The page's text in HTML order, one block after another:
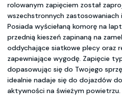
rolowanym zapięciem został
wszechstronnych zastosowaniach
Posiada wyściełaną komorę na
przednią kieszeń zapinaną na
oddychające siatkowe plecy oraz
zapewniające wygodę. Zapięcie
dopasowując się do Twojego
idealnie nadaje się do dojazdów
aktywności na świeżym powietrzu.